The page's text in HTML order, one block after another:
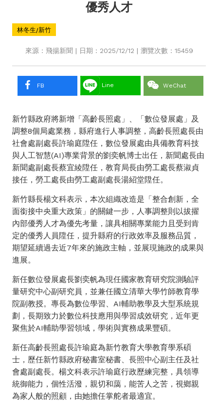
優秀人才
林冬生/新竹
來源：飛揚新聞 | 日期：2025/12/12 | 瀏覽次數：15459
FB Line WeChat
新竹縣政府將新增「高齡長照處」、「數位發展處」及
調整8個局處業務，縣府進行人事調整，高齡長照處長由
社會處副處長許瑜庭陞任，數位發展處由具備教育科技
與人工智慧(AI)專業背景的劉奕帆博士出任，新聞處長由
新聞處副處長蔡宜綾陞任，教育局長由勞工處長蔡淑貞
接任，勞工處長由勞工處副處長湯紹堂陞任。
新竹縣長楊文科表示，本次組織改造是「整合創新，全
面銜接中央重大政策」的關鍵一步，人事調整則以拔擢
內部優秀人才為優先考量，讓具相關專業能力且受到肯
定的優秀人員陞任，提升縣府的行政效率及服務品質，
期望延續過去近7年來的施政主軸，並展現施政的成果與
進展。
新任數位發展處長劉奕帆為現任國家教育研究院測驗評
量研究中心副研究員，並兼任國立清華大學竹師教育學
院副教授。專長為數位學習、AI輔助教學及大型系統規
劃，長期致力於數位科技應用與學習成效研究，近年更
聚焦於AI輔助學習領域，學術與實務成果豐碩。
新任高齡長照處長許瑜庭為新竹教育大學教育學系碩
士，歷任新竹縣政府秘書室秘書、長照中心副主任及社
會處副處長。楊文科表示許瑜庭行政歷練完整，具領導
統御能力，個性活潑，親切和藹，能苦人之苦，視鄉親
為家人般的照顧，由她擔任掌舵者最適宜。